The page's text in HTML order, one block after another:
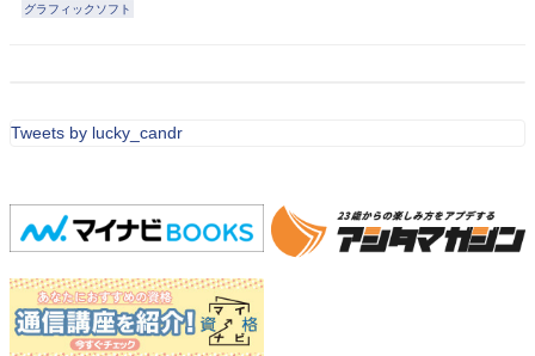
グラフィックソフト
Tweets by lucky_candr